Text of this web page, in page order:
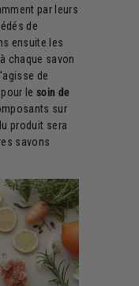
par leurs
de
ensuite les
chaque savon
de
pour lesoin de
sur
produit sera
savons